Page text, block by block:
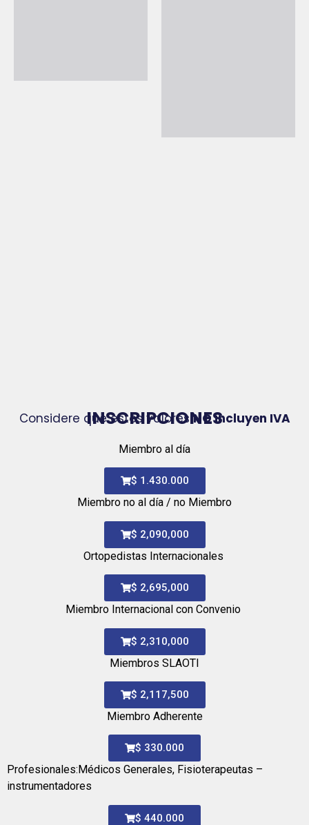
INSCRIPCIONES
Considere que estos valores NO incluyen IVA
Miembro al día
$ 1.430.000
Miembro no al día / no Miembro
$ 2,090,000
Ortopedistas Internacionales
$ 2,695,000
Miembro Internacional con Convenio
$ 2,310,000
Miembros SLAOTI
$ 2,117,500
Miembro Adherente
$ 330.000
Profesionales:Médicos Generales, Fisioterapeutas –
instrumentadores
$ 440.000